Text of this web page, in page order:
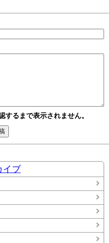
するまで表示されません。
イブ